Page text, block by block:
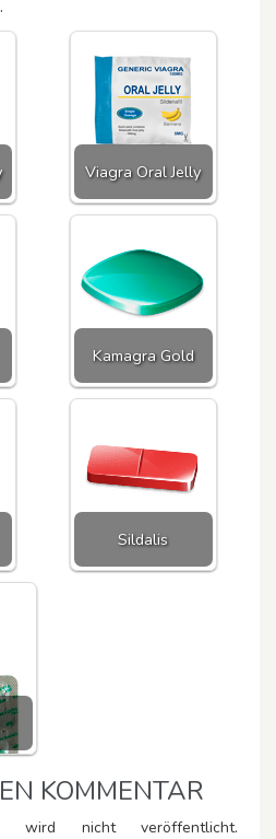
Viagra Oral Jelly
Kamagra Gold
Sildalis
KOMMENTAR
wird nicht veröffentlicht.